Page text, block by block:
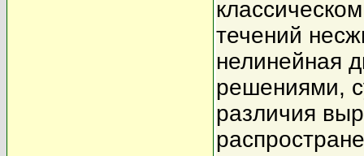
течений
нелинейная
решениями,
различия